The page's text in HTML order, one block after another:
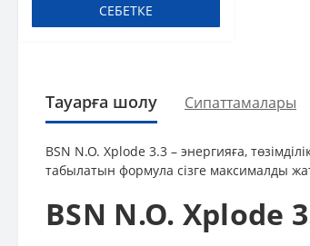
СЕБЕТКЕ
Тауарға шолу Сипаттамалары
BSN N.O. Xplode 3.3 – энергияға,
табылатын формула сізге максималды
BSN N.O.